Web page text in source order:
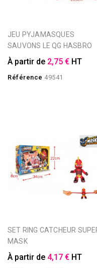
JEU PYJAMASQUES
SAUVONS LE QG HASBRO
À partir de 2,75 € HT
Référence 49541
SET RING CATCHEUR SUPER
MASK
À partir de 4,17 € HT